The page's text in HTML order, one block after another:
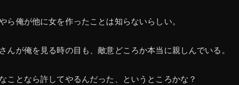
ら俺が他に女を作ったことは知らないらしい。
んが俺を見る時の目も、敵意どころか本当に親しんでいる。
ことなら許してやるんだった、というところかな？